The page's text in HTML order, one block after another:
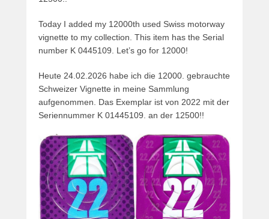
Today I added my 12000th used Swiss motorway
vignette to my collection. This item has the Serial
number K 0445109. Let’s go for 12000!
Heute 24.02.2026 habe ich die 12000. gebrauchte
Schweizer Vignette in meine Sammlung
aufgenommen. Das Exemplar ist von 2022 mit der
Seriennummer K 01445109. an der 12500!!